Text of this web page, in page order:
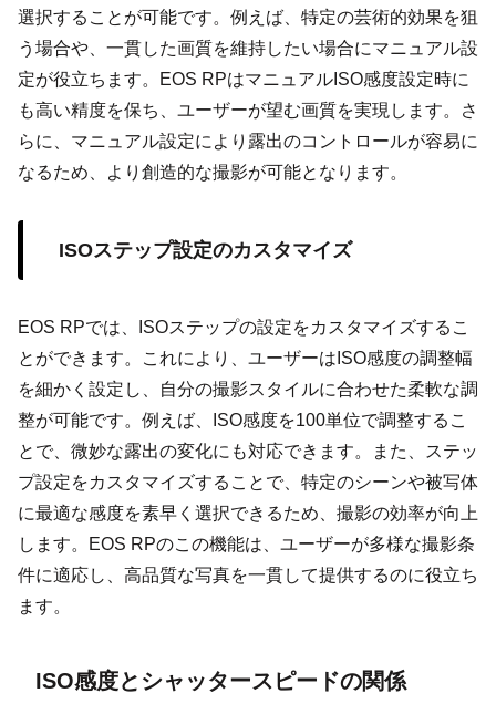
選択することが可能です。例えば、特定の芸術的効果を狙
う場合や、一貫した画質を維持したい場合にマニュアル設
定が役立ちます。EOS RPはマニュアルISO感度設定時に
も高い精度を保ち、ユーザーが望む画質を実現します。さ
らに、マニュアル設定により露出のコントロールが容易に
なるため、より創造的な撮影が可能となります。
ISOステップ設定のカスタマイズ
EOS RPでは、ISOステップの設定をカスタマイズするこ
とができます。これにより、ユーザーはISO感度の調整幅
を細かく設定し、自分の撮影スタイルに合わせた柔軟な調
整が可能です。例えば、ISO感度を100単位で調整するこ
とで、微妙な露出の変化にも対応できます。また、ステッ
プ設定をカスタマイズすることで、特定のシーンや被写体
に最適な感度を素早く選択できるため、撮影の効率が向上
します。EOS RPのこの機能は、ユーザーが多様な撮影条
件に適応し、高品質な写真を一貫して提供するのに役立ち
ます。
ISO感度とシャッタースピードの関係